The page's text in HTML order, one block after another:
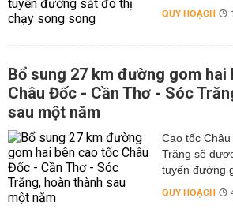
QUY HOẠCH
Bổ sung 27 km đường gom hai
Châu Đốc - Cần Thơ - Sóc
sau một năm
Cao tốc
Trăng sẽ
tuyến đường
QUY HOẠCH